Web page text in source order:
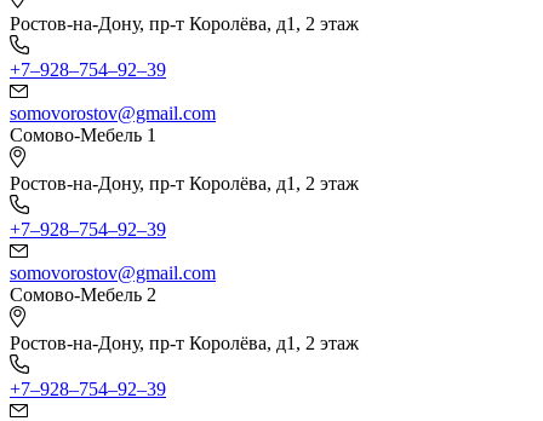
Ростов-на-Дону, пр-т Королёва, д1, 2 этаж
+7‒928‒754‒92‒39
somovorostov@gmail.com
Сомово-Мебель 1
Ростов-на-Дону, пр-т Королёва, д1, 2 этаж
+7‒928‒754‒92‒39
somovorostov@gmail.com
Сомово-Мебель 2
Ростов-на-Дону, пр-т Королёва, д1, 2 этаж
+7‒928‒754‒92‒39